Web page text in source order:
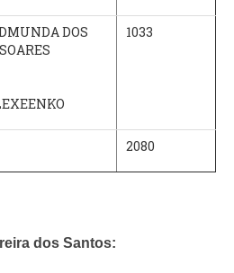
DOS
1033
2080
dos Santos: